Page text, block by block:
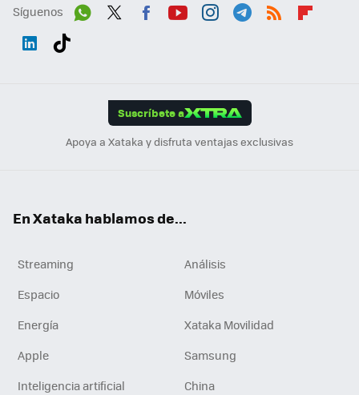
Síguenos
Suscríbete a
Apoya a Xataka y disfruta ventajas exclusivas
En Xataka hablamos de...
Streaming
Análisis
Espacio
Móviles
Energía
Xataka Movilidad
Apple
Samsung
Inteligencia artificial
China